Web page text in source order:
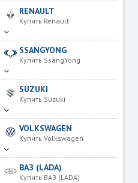
RENAULT
Купить Renault
SSANGYONG
Купить SsangYong
SUZUKI
Купить Suzuki
VOLKSWAGEN
Купить Volkswagen
ВАЗ (LADA)
Купить ВАЗ (LADA)